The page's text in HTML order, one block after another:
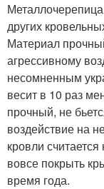
других
Материал
агрессивному
несомненным
весит в 10 раз
прочный, не
воздействие на
кровли
вовсе покрыть
время года.